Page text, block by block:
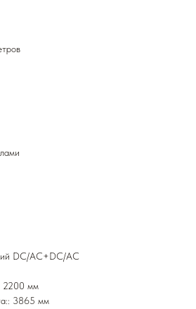
DC/AC+DC/AC
2200 мм
3865 мм